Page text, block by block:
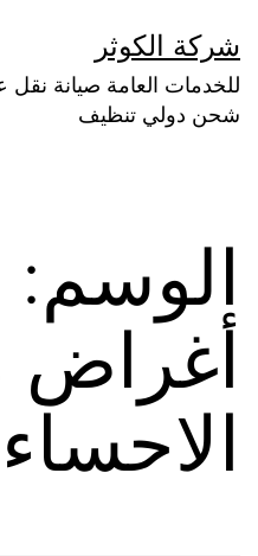
إلى
المحتوى
شركة الكوثر
للخدمات العامة صيانة
شحن دولي تنظيف
الوسم: